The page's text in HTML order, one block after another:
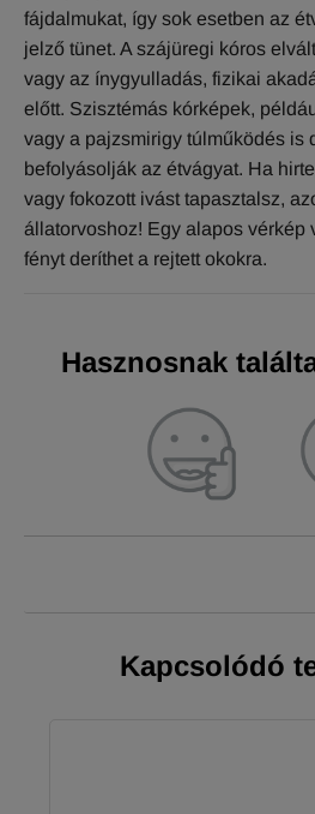
fájdalmukat, így sok esetben az
jelző tünet. A szájüregi kóros
vagy az ínygyulladás, fizikai
előtt. Szisztémás kórképek,
vagy a pajzsmirigy túlműködés is
befolyásolják az étvágyat. Ha
vagy fokozott ivást tapasztalsz,
állatorvoshoz! Egy alapos vérkép
fényt deríthet a rejtett okokra.
Hasznosnak
Kapcsolódó